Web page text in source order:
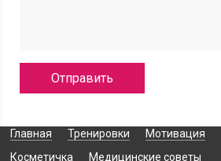
Главная Тренировки Мотивация
Косметичка
Медицинские советы